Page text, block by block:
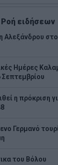
Ροή ειδήσεων
Αλεξάνδρου
Ημέρες
η πρόκριση
Γερμανό
του Βόλου